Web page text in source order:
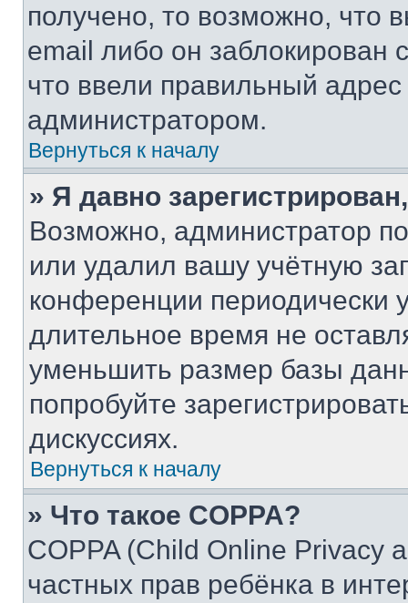
получено, то возможно, что
email либо он
что ввели правильный адрес
администратором.
Вернуться к началу
» Я давно
Возможно, администратор
или удалил вашу учётную
конференции периодически
длительное время не
уменьшить размер базы
попробуйте
дискуссиях.
Вернуться к началу
» Что такое COPPA?
COPPA (Child Online Privacy
частных прав ребёнка в